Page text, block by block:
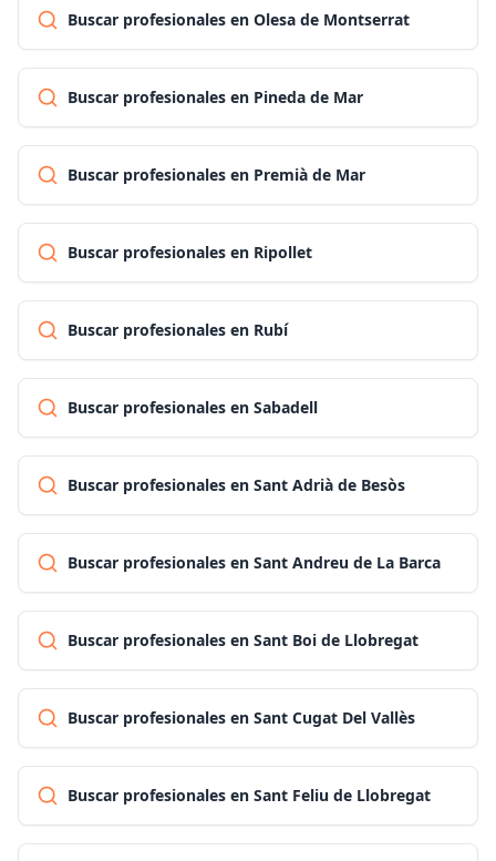
Buscar profesionales en Olesa de Montserrat
Buscar profesionales en Pineda de Mar
Buscar profesionales en Premià de Mar
Buscar profesionales en Ripollet
Buscar profesionales en Rubí
Buscar profesionales en Sabadell
Buscar profesionales en Sant Adrià de Besòs
Buscar profesionales en Sant Andreu de La Barca
Buscar profesionales en Sant Boi de Llobregat
Buscar profesionales en Sant Cugat Del Vallès
Buscar profesionales en Sant Feliu de Llobregat